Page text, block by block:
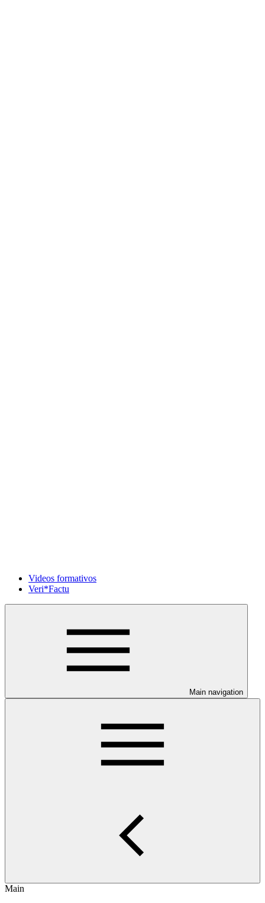
Videos formativos
Veri*Factu
Main navigation
Main